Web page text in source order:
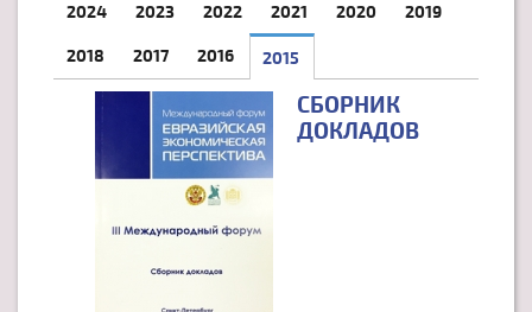
2024 2023 2022 2021 2020 2019
2018 2017 2016 2015
СБОРНИК
ДОКЛАДОВ
СТРАНИЦЫ